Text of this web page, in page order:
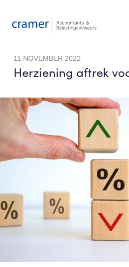
11 NOVEMBER 2022
Herziening aftrek